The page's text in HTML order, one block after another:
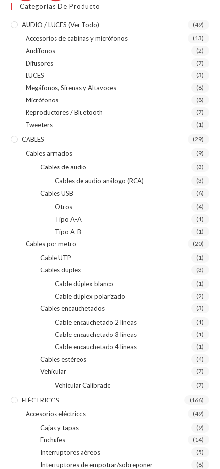
Categorías De Producto
AUDIO / LUCES (ver Todo) (49)
Accesorios de cabinas y micrófonos (13)
Audífonos (2)
Difusores (7)
LUCES (3)
Megáfonos, Sirenas y Altavoces (8)
Micrófonos (8)
Reproductores / Bluetooth (7)
Tweeters (1)
CABLES (29)
Cables armados (9)
Cables de audio (3)
Cables de audio análogo (RCA) (3)
Cables USB (6)
Otros (4)
Tipo A-A (1)
Tipo A-B (1)
Cables por metro (20)
Cable UTP (1)
Cables dúplex (3)
Cable dúplex blanco (1)
Cable dúplex polarizado (2)
Cables encauchetados (3)
Cable encauchetado 2 líneas (1)
Cable encauchetado 3 líneas (1)
Cable encauchetado 4 líneas (1)
Cables estéreos (4)
Vehicular (7)
Vehicular Calibrado (7)
ELÉCTRICOS (166)
Accesorios eléctricos (49)
Cajas y tapas (9)
Enchufes (14)
Interruptores aéreos (5)
Interruptores de empotrar/sobreponer (8)